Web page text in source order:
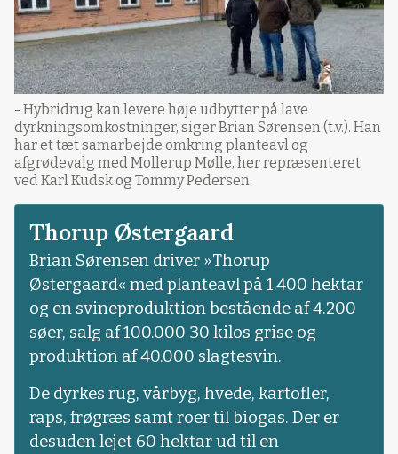
- Hybridrug kan levere høje udbytter på lave
dyrkningsomkostninger, siger Brian Sørensen (t.v.). Han
har et tæt samarbejde omkring planteavl og
afgrødevalg med Mollerup Mølle, her repræsenteret
ved Karl Kudsk og Tommy Pedersen.
Thorup Østergaard
Brian Sørensen driver »Thorup
Østergaard« med planteavl på 1.400 hektar
og en svineproduktion bestående af 4.200
søer, salg af 100.000 30 kilos grise og
produktion af 40.000 slagtesvin.
De dyrkes rug, vårbyg, hvede, kartofler,
raps, frøgræs samt roer til biogas. Der er
desuden lejet 60 hektar ud til en